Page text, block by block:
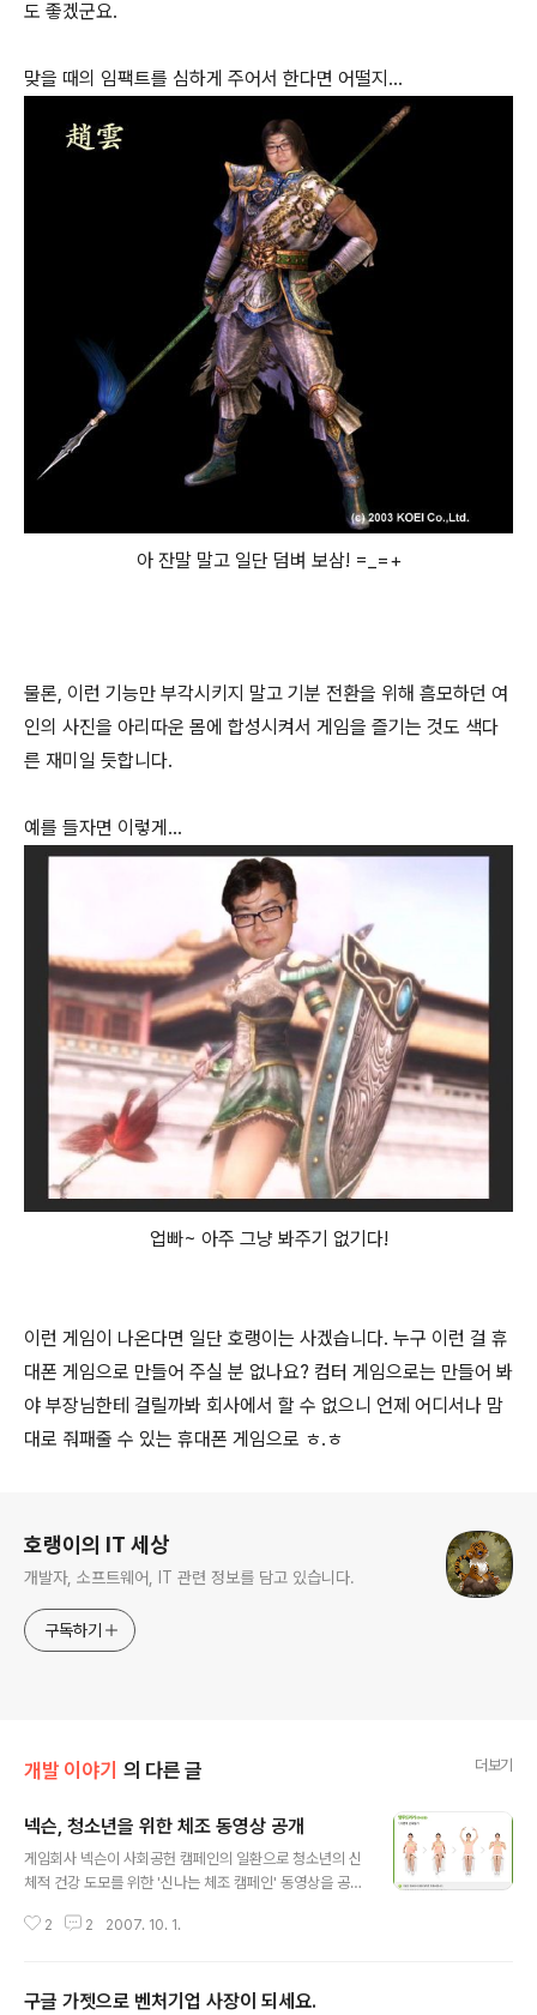
도 좋겠군요.
맞을 때의 임팩트를 심하게 주어서 한다면 어떨지...
아 잔말 말고 일단 덤벼 보삼! =_=+
물론, 이런 기능만 부각시키지 말고 기분 전환을 위해 흠모하던 여
인의 사진을 아리따운 몸에 합성시켜서 게임을 즐기는 것도 색다
른 재미일 듯합니다.
예를 들자면 이렇게...
업빠~ 아주 그냥 봐주기 없기다!
이런 게임이 나온다면 일단 호랭이는 사겠습니다. 누구 이런 걸 휴
대폰 게임으로 만들어 주실 분 없나요? 컴터 게임으로는 만들어 봐
야 부장님한테 걸릴까봐 회사에서 할 수 없으니 언제 어디서나 맘
대로 줘패줄 수 있는 휴대폰 게임으로 ㅎ.ㅎ
호랭이의 IT 세상
개발자, 소프트웨어, IT 관련 정보를 담고 있습니다.
구독하기
개발 이야기 의 다른 글 더보기
넥슨, 청소년을 위한 체조 동영상 공개
게임회사 넥슨이 사회공헌 캠페인의 일환으로 청소년의 신
체적 건강 도모를 위한 '신나는 체조 캠페인' 동영상을 공개
여서 동영상을 푹 퍼와봤네요. '넥슨과 함께하는 새천년 건
는 체조'입니다. 올바른 자세 교정과 신체적 건강을 증진해
2 2 2007. 10. 1.
구글 가젯으로 벤처기업 사장이 되세요.